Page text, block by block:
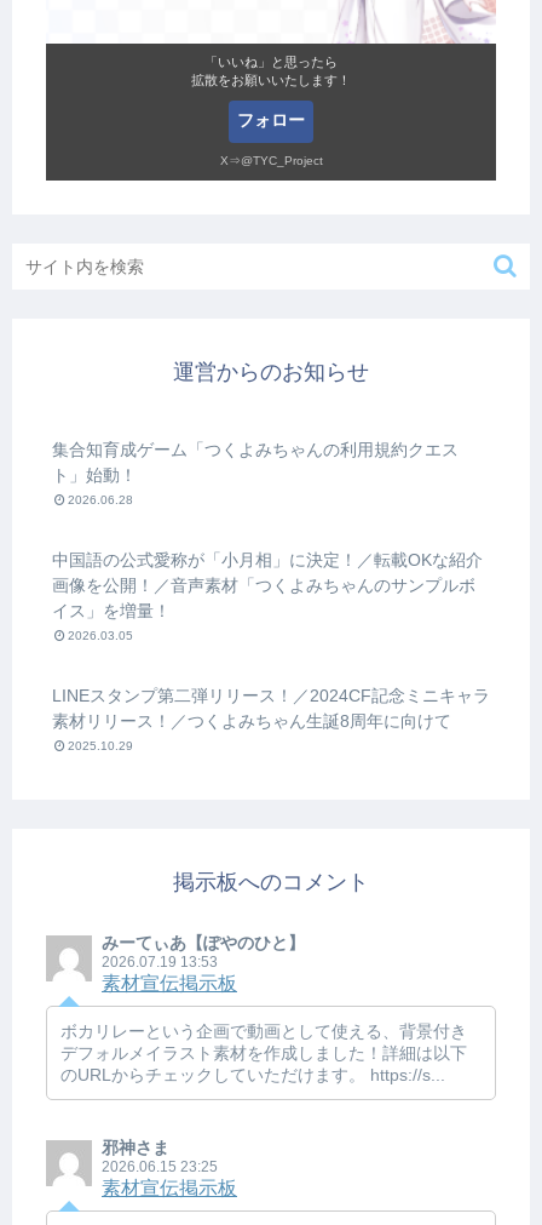
「いいね」と思ったら
拡散をお願いいたします！
フォロー
X⇒@TYC_Project
運営からのお知らせ
集合知育成ゲーム「つくよみちゃんの利用規約クエス
ト」始動！
2026.06.28
中国語の公式愛称が「小月相」に決定！／転載OKな紹介
画像を公開！／音声素材「つくよみちゃんのサンプルボ
イス」を増量！
2026.03.05
LINEスタンプ第二弾リリース！／2024CF記念ミニキャラ
素材リリース！／つくよみちゃん生誕8周年に向けて
2025.10.29
掲示板へのコメント
みーてぃあ【ぽやのひと】
2026.07.19 13:53
素材宣伝掲示板
ボカリレーという企画で動画として使える、背景付き
デフォルメイラスト素材を作成しました！詳細は以下
のURLからチェックしていただけます。 https://s...
邪神さま
2026.06.15 23:25
素材宣伝掲示板